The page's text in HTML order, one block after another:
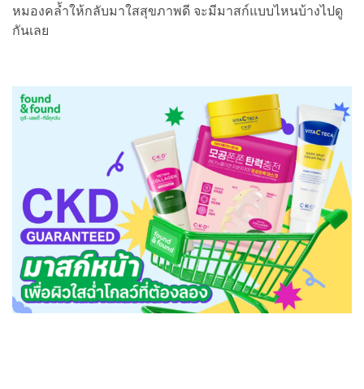
หมองคล้ำให้กลับมาใสสุขภาพดี จะมีมาสก์แบบไหนบ้างไปดู
กันเลย